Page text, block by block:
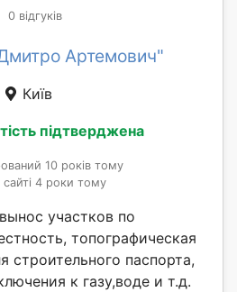
0 відгуків
Артемович"
Київ
підтверджена
10 років тому
сайті 4 роки тому
участков по
топографическая
строительного паспорта,
к газу,воде и т.д.